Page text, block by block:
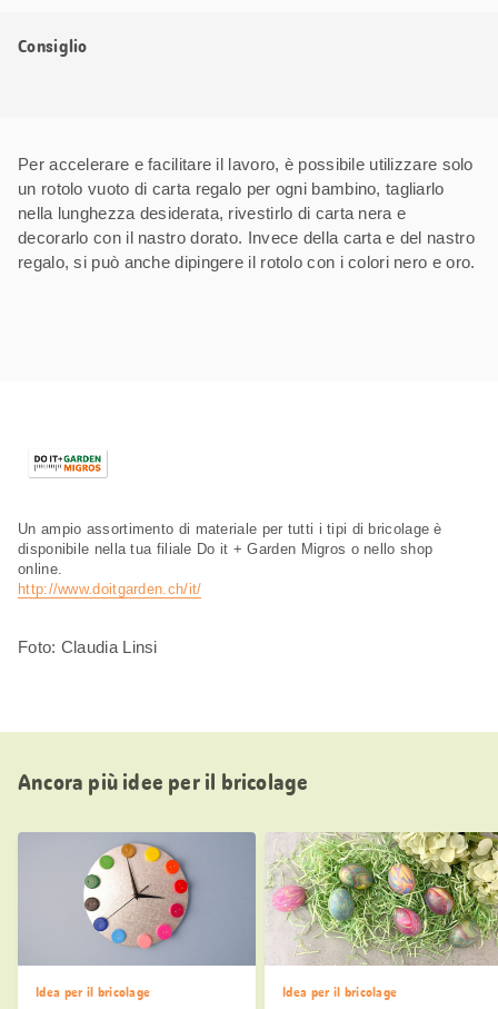
Consiglio
Per accelerare e facilitare il lavoro, è possibile utilizzare solo
un rotolo vuoto di carta regalo per ogni bambino, tagliarlo
nella lunghezza desiderata, rivestirlo di carta nera e
decorarlo con il nastro dorato. Invece della carta e del nastro
regalo, si può anche dipingere il rotolo con i colori nero e oro.
Un ampio assortimento di materiale per tutti i tipi di bricolage è
disponibile nella tua filiale Do it + Garden Migros o nello shop
online.
http://www.doitgarden.ch/it/
Foto: Claudia Linsi
Ancora più idee per il bricolage
Idea per il bricolage Idea per il bricolage